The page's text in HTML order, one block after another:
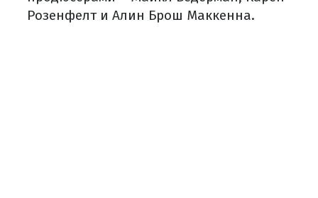
Розенфелт и Алин Брош Маккенна.